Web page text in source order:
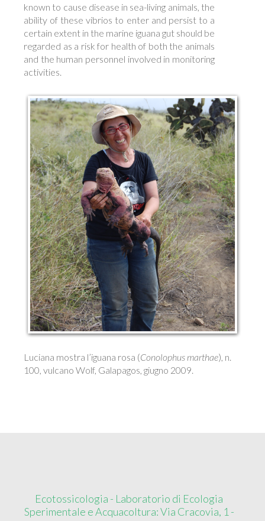
known to cause disease in sea-living animals, the
ability of these vibrios to enter and persist to a
certain extent in the marine iguana gut should be
regarded as a risk for health of both the animals
and the human personnel involved in monitoring
activities.
Luciana mostra l’iguana rosa (Conolophus marthae), n.
100, vulcano Wolf, Galapagos, giugno 2009.
Ecotossicologia - Laboratorio di Ecologia
Sperimentale e Acquacoltura: Via Cracovia, 1 -